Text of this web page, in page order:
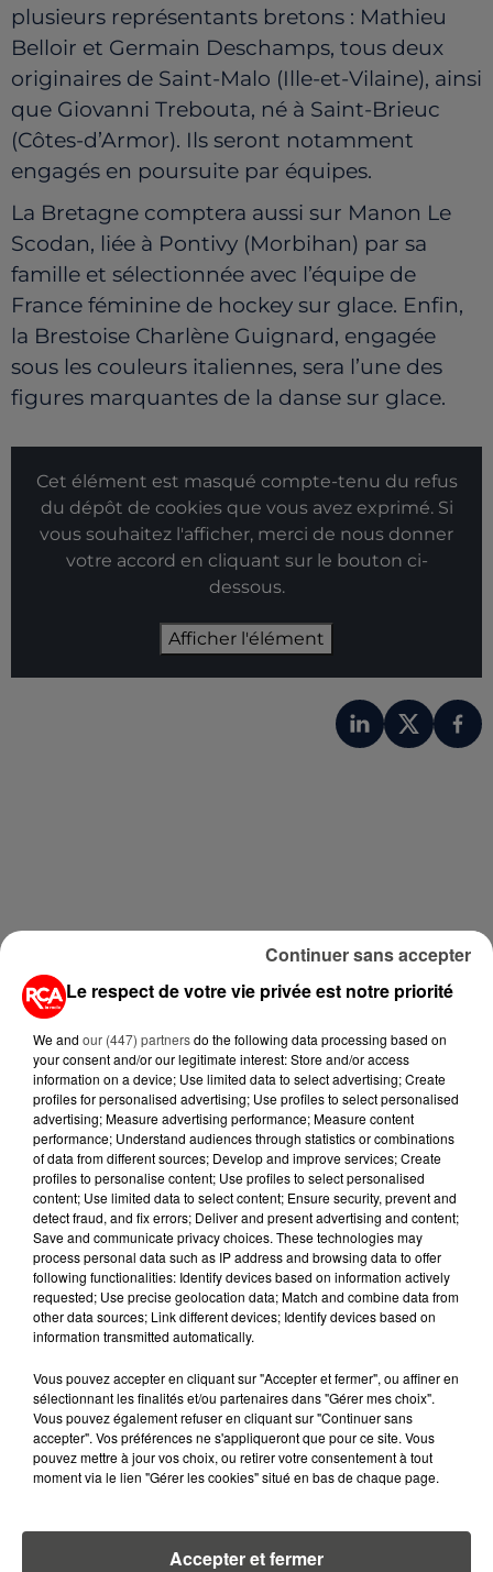
plusieurs représentants bretons : Mathieu
Belloir et Germain Deschamps, tous deux
originaires de Saint-Malo (Ille-et-Vilaine), ainsi
que Giovanni Trebouta, né à Saint-Brieuc
(Côtes-d’Armor). Ils seront notamment
engagés en poursuite par équipes.
La Bretagne comptera aussi sur Manon Le
Scodan, liée à Pontivy (Morbihan) par sa
famille et sélectionnée avec l’équipe de
France féminine de hockey sur glace. Enfin,
la Brestoise Charlène Guignard, engagée
sous les couleurs italiennes, sera l’une des
figures marquantes de la danse sur glace.
Cet élément est masqué compte-tenu du refus
du dépôt de cookies que vous avez exprimé. Si
vous souhaitez l'afficher, merci de nous donner
votre accord en cliquant sur le bouton ci-
dessous.
Afficher l'élément
PETIT-DÉJEUNER : EST-IL
VRAIMENT OBLIGATOIRE DE
MANGER LE MATIN ?
7 août 2026
WEEK-END ROUGE SUR LES
ROUTES : LE GRAND OUEST SE
PRÉPARE À UN...
6 août 2026
MÉGOTS ET FEUX DE FORÊT : LES
INDUSTRIELS DU TABAC BIENTÔT
TAXÉS...
6 août 2026
CANICULE : POURQUOI LES
BOUTEILLES D'EAU
DISPARAISSENT DES RAYONS...
5 août 2026
PLUS CHER QU'IL Y A CINQ ANS,
ALERTE L’ONU
Le respect de votre vie privée est notre priorité
We and our (447) partnersdo the following data processing based on
your consent and/or our legitimate interest: Store and/or access
information on a device; Use limited data to select advertising; Create
profiles for personalised advertising; Use profiles to select personalised
advertising; Measure advertising performance; Measure content
performance; Understand audiences through statistics or combinations
of data from different sources; Develop and improve services; Create
profiles to personalise content; Use profiles to select personalised
content; Use limited data to select content; Ensure security, prevent and
detect fraud, and fix errors; Deliver and present advertising and content;
Save and communicate privacy choices. These technologies may
process personal data such as IP address and browsing data to offer
following functionalities: Identify devices based on information actively
requested; Use precise geolocation data; Match and combine data from
other data sources; Link different devices; Identify devices based on
information transmitted automatically.
Vous pouvez accepter en cliquant sur "Accepter et fermer", ou affiner en
sélectionnant les finalités et/ou partenaires dans "Gérer mes choix".
Vous pouvez également refuser en cliquant sur "Continuer sans
accepter". Vos préférences ne s'appliqueront que pour ce site. Vous
pouvez mettre à jour vos choix, ou retirer votre consentement à tout
moment via le lien "Gérer les cookies" situé en bas de chaque page.
Accepter et fermer
Continuer sans accepter